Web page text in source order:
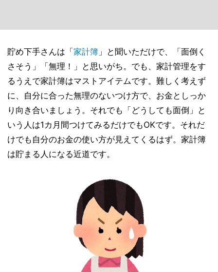
貯め下手さんは「 家計簿 」と聞いただけで、「面倒く
さそう」「無理！」と思いがち。でも、家計管理をす
るうえで家計簿はマストアイテムです。難しく考えず
に、自分に合った無理のないつけ方で、お金としっか
り向き合いましょう。それでも「どうしても面倒」と
いう人は1カ月間つけてみるだけでもOKです。それだ
けでも自分のお金の使い方が見えてくるはず。家計簿
は貯まる人になる近道です。